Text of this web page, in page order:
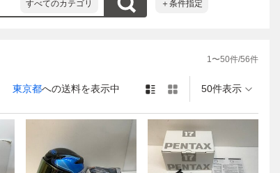
すべてのカテゴリ ＋条件指定
1〜50件/56件
東京都への送料を表示中 50件表示